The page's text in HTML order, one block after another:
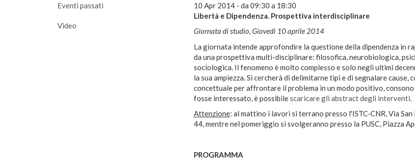
Eventi passati
Video
10 Apr 2014 - da 09:30 a 18:30
Libertà e Dipendenza. Prospettiva interdisciplinare
Giornata di studio, Giovedì 10 aprile 2014
La giornata intende approfondire la questione della dipendenza in
da una prospettiva multi-disciplinare: filosofica, neurobiologica,
sociologica. Il fenomeno è molto complesso e solo negli ultimi
la sua ampiezza. Si cercherà di delimitarne tipi e di segnalare cause,
concettuale per affrontare il problema in un modo positivo, consono
fosse interessato, è possibilescaricare gli abstract degli interventi
Attenzione: al mattino i lavori si terrano presso l'ISTC-CNR, Via
44, mentre nel pomeriggio si svolgeranno presso la PUSC, Piazza
PROGRAMMA